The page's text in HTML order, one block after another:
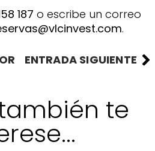
187 o escribe un correo
.
ENTRADA SIGUIENTE
te